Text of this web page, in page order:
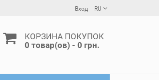
Вход RU
КОРЗИНА ПОКУПОК
0 товар(ов) - 0 грн.